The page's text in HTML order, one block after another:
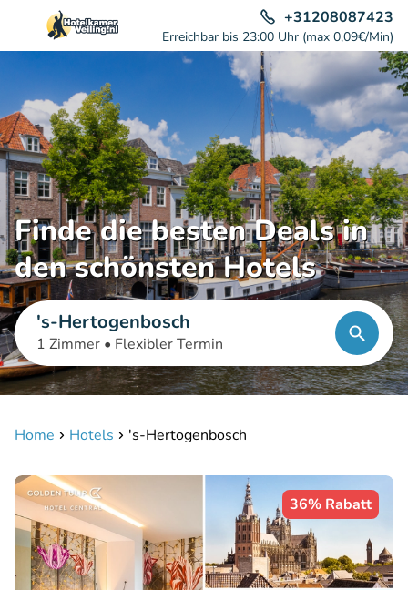
+31208087423
Erreichbar bis 23:00 Uhr (max 0,09€/Min)
Finde die besten Deals in
den schönsten Hotels
's-Hertogenbosch
1 Zimmer • Flexibler Termin
Home Hotels 's-Hertogenbosch
36% Rabatt